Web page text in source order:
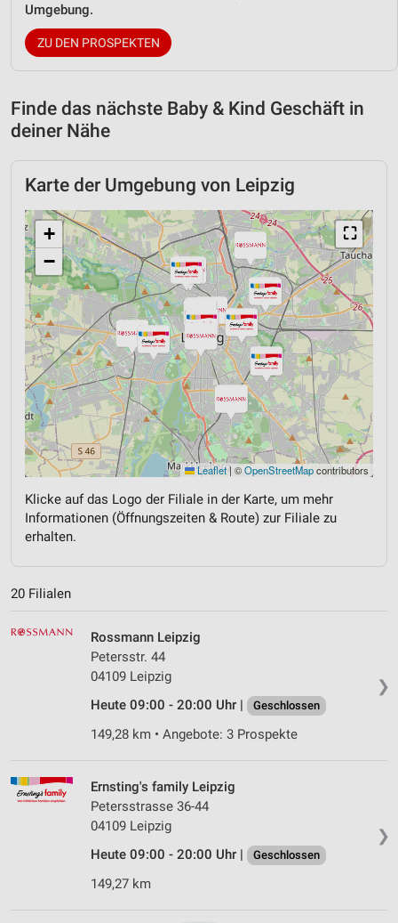
Umgebung.
ZU DEN PROSPEKTEN
Finde das nächste Baby & Kind Geschäft in
deiner Nähe
Karte der Umgebung von Leipzig
⛶
+
−
Leaflet| ©OpenStreetMapcontributors
Klicke auf das Logo der Filiale in der Karte, um mehr
Informationen (Öffnungszeiten & Route) zur Filiale zu
erhalten.
20 Filialen
❯
Rossmann Leipzig
Petersstr. 44
04109 Leipzig
Heute 09:00 - 20:00 Uhr |
Geschlossen
149,28 km • Angebote: 3 Prospekte
❯
Ernsting's family Leipzig
Petersstrasse 36-44
04109 Leipzig
Heute 09:00 - 20:00 Uhr |
Geschlossen
149,27 km